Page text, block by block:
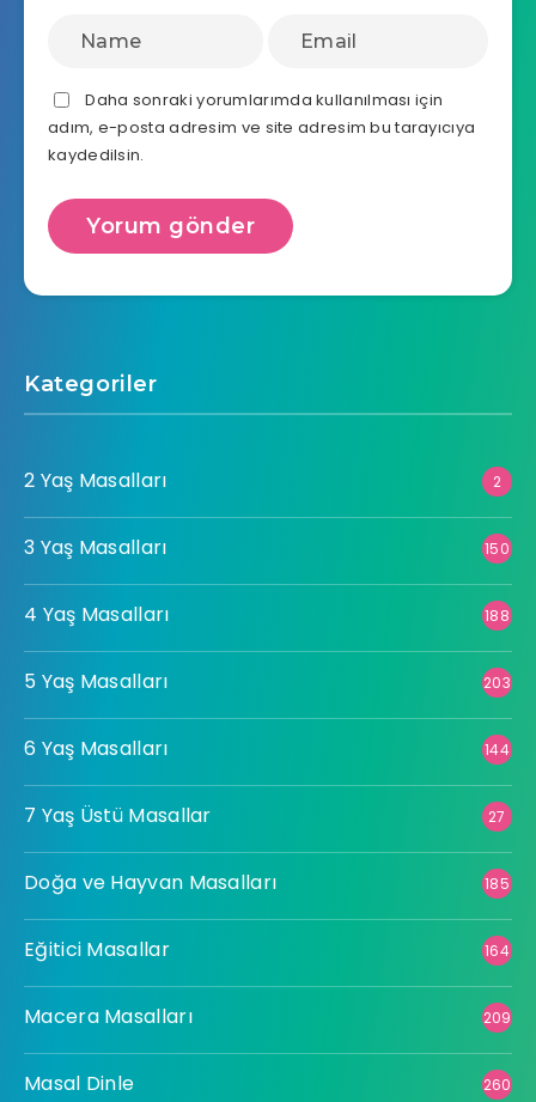
Daha sonraki yorumlarımda kullanılması için
adım, e-posta adresim ve site adresim bu tarayıcıya
kaydedilsin.
Kategoriler
2 Yaş Masalları 2
3 Yaş Masalları 150
4 Yaş Masalları 188
5 Yaş Masalları 203
6 Yaş Masalları 144
7 Yaş Üstü Masallar 27
Doğa ve Hayvan Masalları 185
Eğitici Masallar 164
Macera Masalları 209
Masal Dinle 260